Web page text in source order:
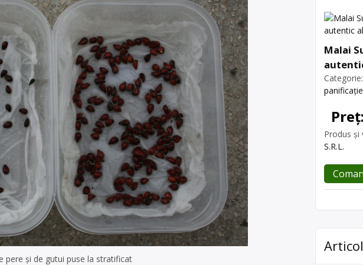
pere și de gutui puse la stratificat
Malai
Categorie:
panificație
Produs și
S.R.L.